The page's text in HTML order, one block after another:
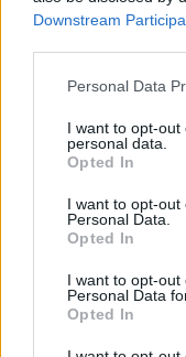
Downstream
Personal Data
I want to opt-
personal data.
Opted In
I want to opt-out
Personal Data.
Opted In
I want to opt-
Personal Data
Opted In